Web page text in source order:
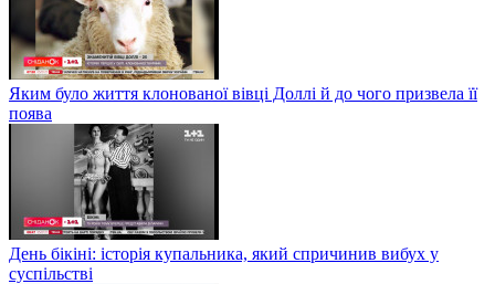
Яким було життя клонованої вівці Доллі й до чого призвела її
поява
День бікіні: історія купальника, який спричинив вибух у
суспільстві